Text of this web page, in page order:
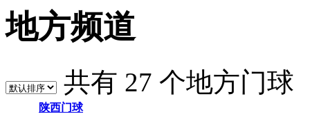
地方频道
共有 27 个地方门球
陕西门球